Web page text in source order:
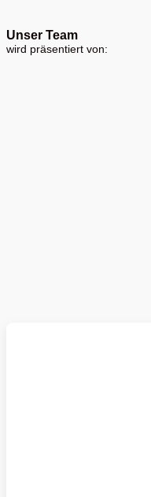
Unser Team
wird präsentiert von: